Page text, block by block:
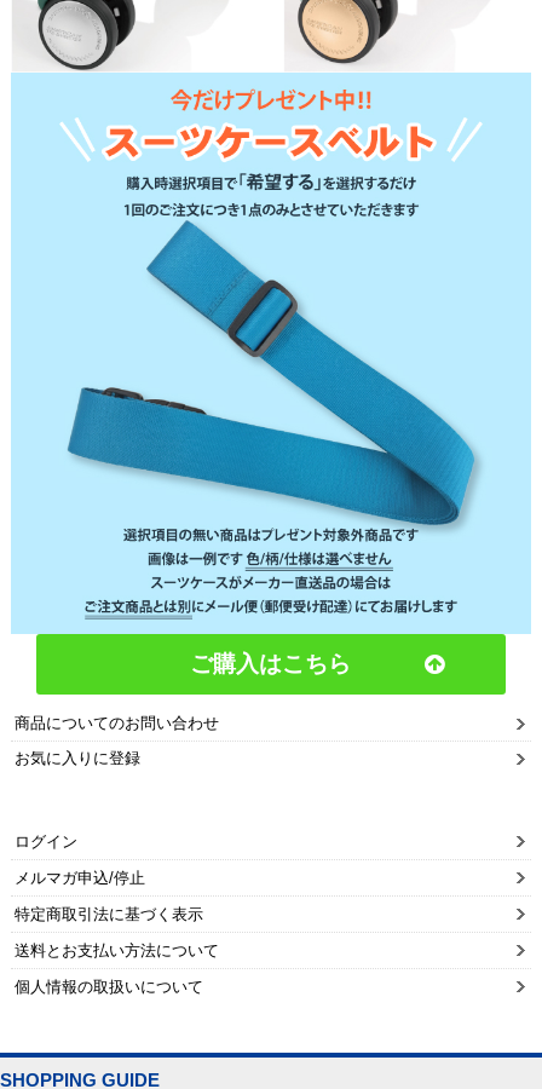
ご購入はこちら
商品についてのお問い合わせ
お気に入りに登録
ログイン
メルマガ申込/停止
特定商取引法に基づく表示
送料とお支払い方法について
個人情報の取扱いについて
SHOPPING GUIDE